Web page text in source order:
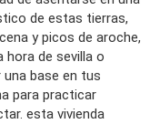
de estas tierras,
y picos de aroche,
hora de sevilla o
base en tus
para practicar
esta vivienda